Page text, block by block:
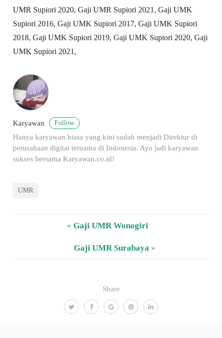
Share
UMR Supiori 2020, Gaji UMR Supiori 2021, Gaji UMK
Supiori 2016, Gaji UMK Supiori 2017, Gaji UMK Supiori
2018, Gaji UMK Supiori 2019, Gaji UMK Supiori 2020, Gaji
UMK Supiori 2021,
Karyawan Follow
Hanya karyawan biasa yang kini sudah menjadi Direktur di
perusahaan digital ternama di Indonesia. Ayo jadi karyawan
sukses bersama Karyawan.co.id!
UMR
« Gaji UMR Wonogiri
Gaji UMR Surabaya »